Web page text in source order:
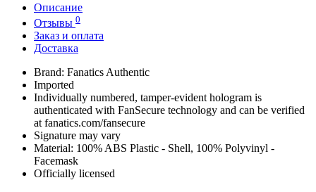
Описание
Отзывы 0
Заказ и оплата
Доставка
Brand: Fanatics Authentic
Imported
Individually numbered, tamper-evident hologram is
authenticated with FanSecure technology and can be verified
at fanatics.com/fansecure
Signature may vary
Material: 100% ABS Plastic - Shell, 100% Polyvinyl -
Facemask
Officially licensed